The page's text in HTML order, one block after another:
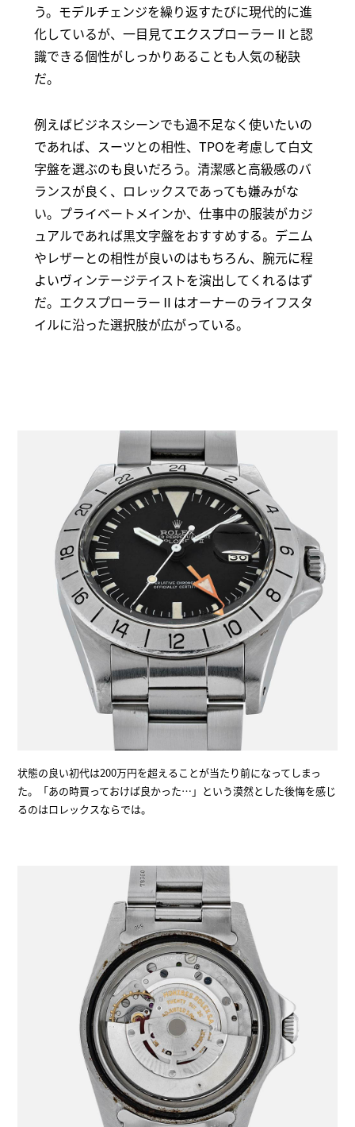
う。モデルチェンジを繰り返すたびに現代的に進
化しているが、一目見てエクスプローラーⅡと認
識できる個性がしっかりあることも人気の秘訣
だ。
例えばビジネスシーンでも過不足なく使いたいの
であれば、スーツとの相性、TPOを考慮して白文
字盤を選ぶのも良いだろう。清潔感と高級感のバ
ランスが良く、ロレックスであっても嫌みがな
い。プライベートメインか、仕事中の服装がカジ
ュアルであれば黒文字盤をおすすめする。デニム
やレザーとの相性が良いのはもちろん、腕元に程
よいヴィンテージテイストを演出してくれるはず
だ。エクスプローラーⅡはオーナーのライフスタ
イルに沿った選択肢が広がっている。
状態の良い初代は200万円を超えることが当たり前になってしまっ
た。「あの時買っておけば良かった…」という漠然とした後悔を感じ
るのはロレックスならでは。